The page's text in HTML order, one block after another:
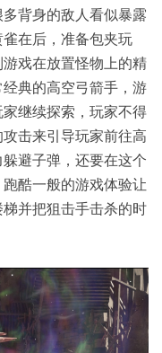
背身的敌人看似暴露
在后，准备包夹玩
戏在放置怪物上的精
典的高空弓箭手，游
继续探索，玩家不得
击来引导玩家前往高
避子弹，还要在这个
酷一般的游戏体验让
并把狙击手击杀的时